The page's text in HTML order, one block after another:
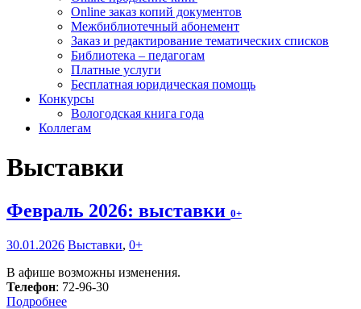
Online заказ копий документов
Межбиблиотечный абонемент
Заказ и редактирование тематических списков
Библиотека – педагогам
Платные услуги
Бесплатная юридическая помощь
Конкурсы
Вологодская книга года
Коллегам
Выставки
Февраль 2026: выставки 0+
30.01.2026 Выставки, 0+
В афише возможны изменения.
Телефон: 72-96-30
Подробнее